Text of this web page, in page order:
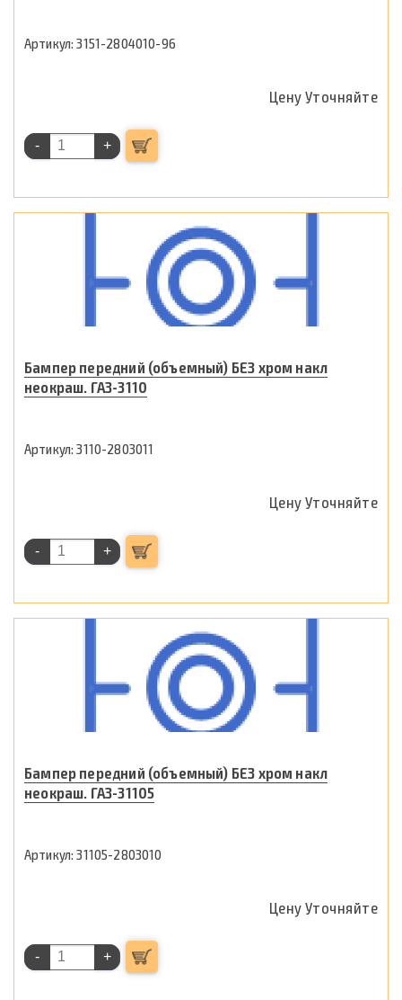
3151-2804010-96
Цену Уточняйте
- +
Бампер передний (объемный) БЕЗ хром накл
неокраш. ГАЗ-3110
3110-2803011
Цену Уточняйте
- +
Бампер передний (объемный) БЕЗ хром накл
неокраш. ГАЗ-31105
31105-2803010
Цену Уточняйте
- +